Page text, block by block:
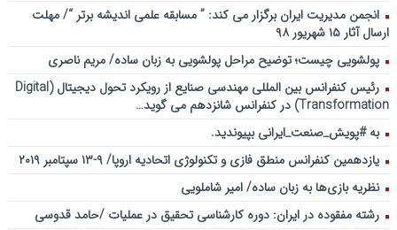
انجمن مدیریت ایران برگزار می کند: ” مسابقه علمی اندیشه برتر “/ مهلت
ارسال آثار ۱۵ شهریور ۹۸
پولشویی چیست؛ توضیح مراحل پولشویی به زبان ساده/ مریم ناصری
رئیس کنفرانس بین المللی مهندسی صنایع از رویکرد تحول دیجیتال (Digital
Transformation) در کنفرانس شانزدهم می گوید…
به #پویش_صنعت_ایرانی بپیوندید.
یازدهمین کنفرانس منطق فازی و تکنولوژی اتحادیه اروپا/ ۹-۱۳ سپتامبر ۲۰۱۹
نظریه بازی‌ها به زبان ساده/ امیر شاملویی
رشته مفقوده در ایران: دوره کارشناسی تحقیق در عملیات /حامد قدوسی